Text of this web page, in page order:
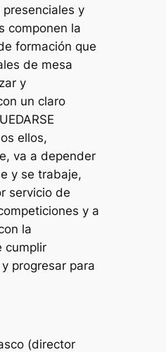
y
componen la
formación que
de mesa
y
un claro
ellos,
va a depender
y se trabaje,
servicio de
y a
la
cumplir
progresar para
(director